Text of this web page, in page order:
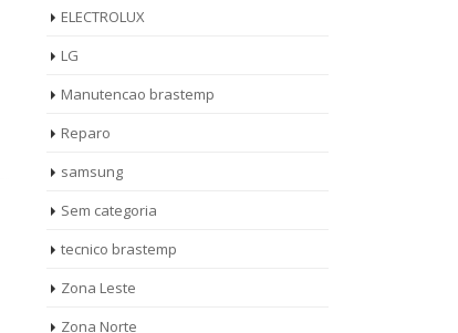
13
Reparo Lava e Seca
Brastemp Vila Capela
ELECTROLUX
LG
Manutencao brastemp
Reparo
samsung
Sem categoria
tecnico brastemp
Zona Leste
Zona Norte